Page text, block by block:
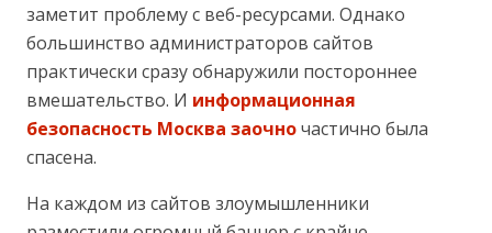
заметит проблему с веб-ресурсами. Однако
большинство администраторов сайтов
практически сразу обнаружили постороннее
вмешательство. И информационная
безопасность Москва заочночастично была
спасена.
На каждом из сайтов злоумышленники